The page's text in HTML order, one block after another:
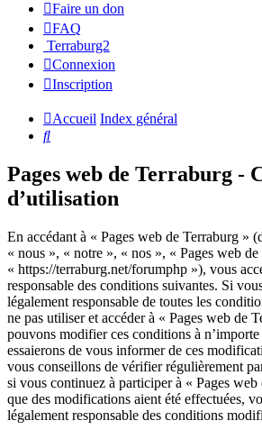
Faire un don
FAQ
Terraburg2
Connexion
Inscription
Accueil Index général
Rechercher
Pages web de Terraburg -
d’utilisation
En accédant à « Pages web de Terraburg »
« nous », « notre », « nos », « Pages web
« https://terraburg.net/forumphp »), vous
responsable des conditions suivantes. Si
légalement responsable de toutes les
ne pas utiliser et accéder à « Pages web de
pouvons modifier ces conditions à
essaierons de vous informer de ces
vous conseillons de vérifier régulièrement
si vous continuez à participer à « Pages web
que des modifications aient été effectuées,
légalement responsable des conditions